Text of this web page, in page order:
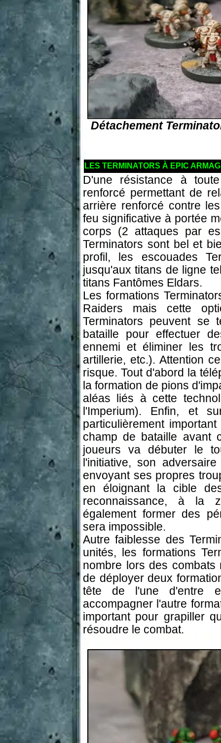
Détachement
LES TERMINATORS À EPIC
D'une résistance à
renforcé permettant de
arrière renforcé contre
feu significative à portée
corps (2 attaques par
Terminators sont bel et
profil, les escouades
jusqu'aux titans de ligne
titans Fantômes Eldars.
Les formations
Raiders mais cette
Terminators peuvent se
bataille pour effectuer
ennemi et éliminer les
artillerie, etc.). Attention
risque. Tout d'abord la
la formation de pions
aléas liés à cette
l'Imperium). Enfin, et
particulièrement
champ de bataille avant
joueurs va débuter le
l'initiative, son
envoyant ses propres
en éloignant la cible
reconnaissance, à la
également former des
sera impossible.
Autre faiblesse des
unités, les formations
nombre lors des
de déployer deux
tête de l'une d'entre
accompagner l'autre
important pour grapiller
résoudre le combat.